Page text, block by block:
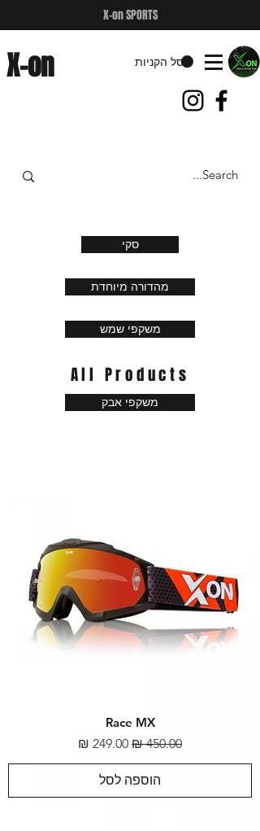
X-on SPORTS
סל הקניות X-on
סקי
מהדורה מיוחדת
משקפי שמש
All Products
משקפי אבק
Race MX
מחיר רגיל מחיר מבצע
הוספה לסל